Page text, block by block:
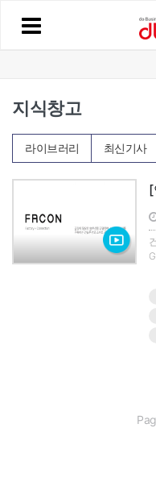
지식창고
라이브러리 최신기사
[